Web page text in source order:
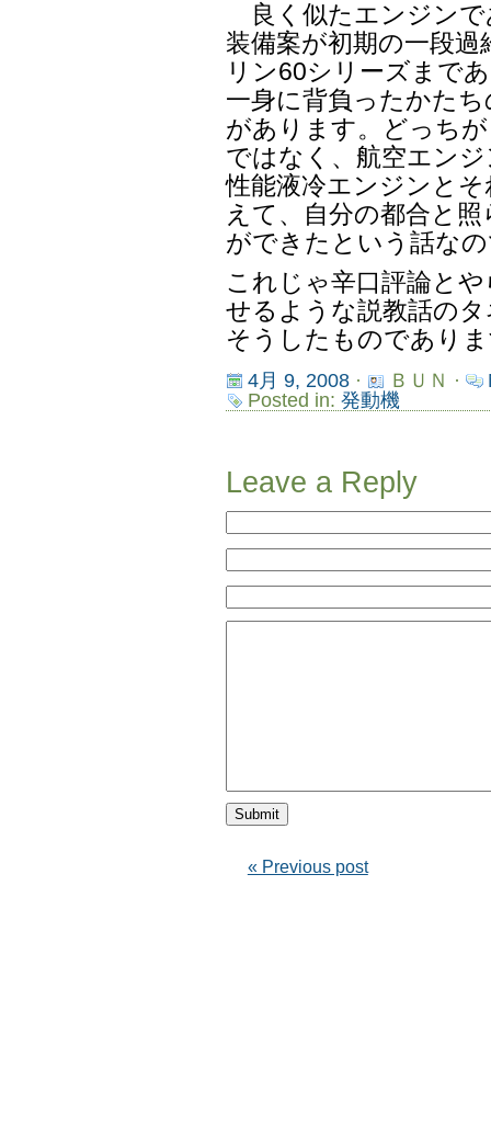
良く似たエンジンで
装備案が初期の一段
リン60シリーズまで
一身に背負ったかた
があります。どっち
ではなく、航空エン
性能液冷エンジンと
えて、自分の都合と
ができたという話な
これじゃ辛口評論と
せるような説教話の
そうしたものであり
4月 9, 2008· ＢＵＮ ·
Posted in: 発動機
Leave a Reply
« Previous post